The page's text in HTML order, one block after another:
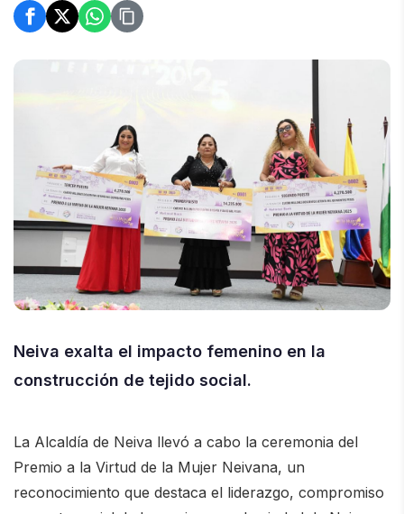
Neiva exalta el impacto femenino en la
construcción de tejido social.
La Alcaldía de Neiva llevó a cabo la ceremonia del
Premio a la Virtud de la Mujer Neivana, un
reconocimiento que destaca el liderazgo, compromiso